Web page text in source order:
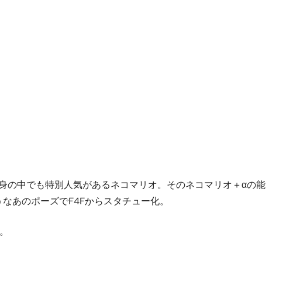
中でも特別人気があるネコマリオ。そのネコマリオ＋αの能
あのポーズでF4Fからスタチュー化。